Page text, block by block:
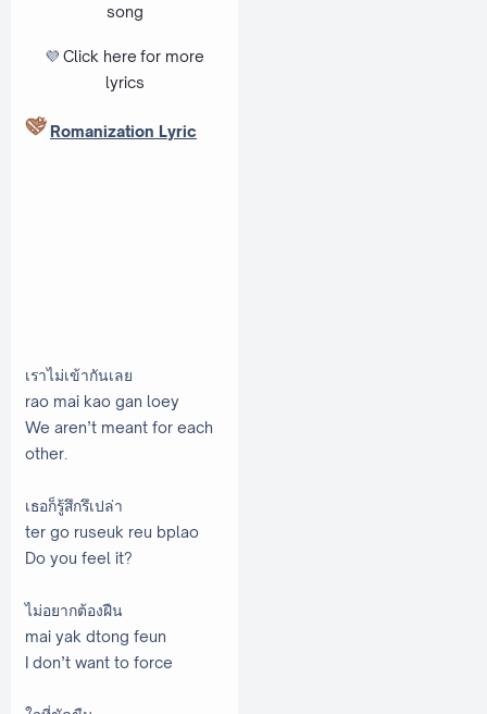
song
💜 Click here for more
lyrics
Romanization Lyric
เราไม่เข้ากันเลย
rao mai kao gan loey
We aren’t meant for each
other.
เธอก็รู้สึกรึเปล่า
ter go ruseuk reu bplao
Do you feel it?
ไม่อยากต้องฝืน
mai yak dtong feun
I don’t want to force